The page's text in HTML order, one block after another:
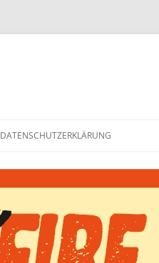
DATENSCHUTZERKLÄRUNG